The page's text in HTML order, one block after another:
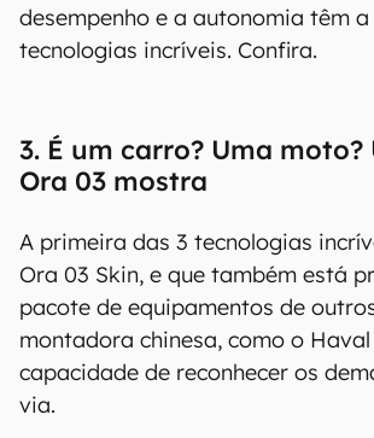
desempenho e a autonomia têm
tecnologias incríveis. Confira.
3. É um carro? Uma moto?
Ora 03 mostra
A primeira das 3 tecnologias
Ora 03 Skin, e que também está
pacote de equipamentos de
montadora chinesa, como o Haval
capacidade de reconhecer os
via.